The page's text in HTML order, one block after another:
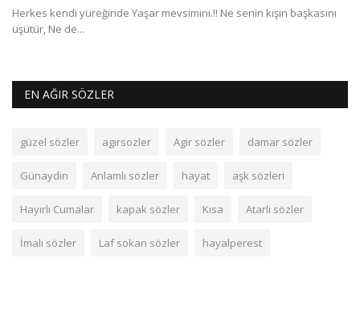
Herkes kendi yüreğinde Yaşar mevsimini.!! Ne senin kışın başkasını
üşütür, Ne de...
EN AĞIR SÖZLER
güzel sözler agırsozler Agir sözler damar sözler
Günaydin Anlamlı sözler hayat aşk sözleri
Hayırlı Cumalar kapak sözler Kısa Atarli sözler
İmalı sözler Laf sokan sözler hayalperest